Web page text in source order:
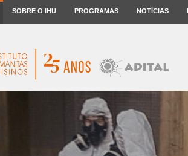
SOBRE O IHU PROGRAMAS NOTÍCIAS